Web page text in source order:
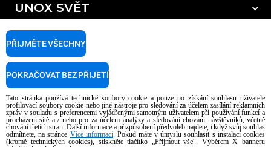
Všechna příslušenství
Čisticí prostředky pro ruční mytí
Úprava vody pryskyřičnými filtry
Úprava vody reverzní osmózou
UNOX SVĚT
Naše pobočky po celém světě
PODPORA
Najděte Servisní Střediska
Copyright 2026 UNOX S.p.A. Všechna práva vyhrazena. Reg. Imp. Padova n °
04230750285 - REA Padova 372835 - Cap. Soc. 5.000.000 € iv - P.IVA / CF
AI Content Disclaimer Privacy policy Cookie policy
Tato stránka používá technické soubory cookie a pouze po získání souhlasu uživatele
profilovací soubory cookie nebo jiné nástroje pro sledování za účelem zasílání reklamních
zpráv v souladu s preferencemi vyjádřenými samotným uživatelem při používání funkcí a
procházení sítě a / nebo pro za účelem analýzy a sledování chování návštěvníků, včetně
chování třetích stran. Další informace a přizpůsobení předvoleb najdete, i když svůj souhlas
odmítnete, na stránce Více informací. Pokud máte v úmyslu souhlasit s instalací cookies
(kromě technických cookies), stiskněte tlačítko „Přijmout vše“. Výběrem X banneru
PŘIJMĚTE VŠECHNY
POKRAČOVAT BEZ PŘIJETÍ